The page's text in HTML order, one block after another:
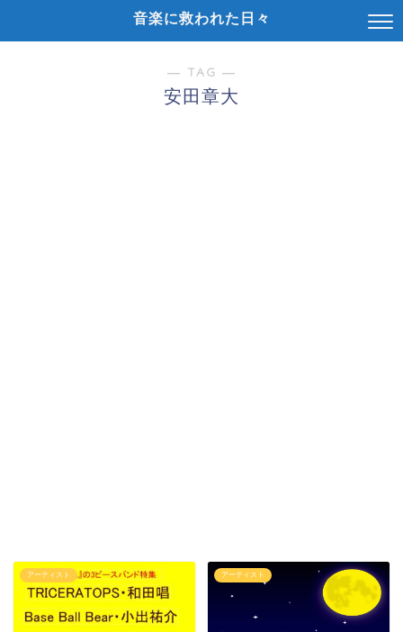
音楽に救われた日々
― TAG ―
安田章大
アーティスト アーティスト